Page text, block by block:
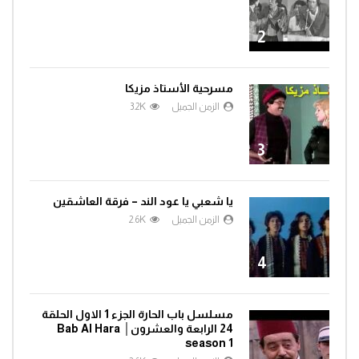
2
3
مسرحية الأستاذ مزيكا
الزمن الجميل 3.2K
4
يا شعبي يا عود الند – فرقة العاشقين
الزمن الجميل 2.6K
مسلسل باب الحارة الجزء 1 الاول الحلقة
24 الرابعة والعشرون│ Bab Al Hara
season 1